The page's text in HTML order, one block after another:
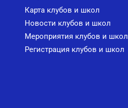
Карта клубов и школ
Новости клубов и школ
Мероприятия клубов и школ
Регистрация клубов и школ